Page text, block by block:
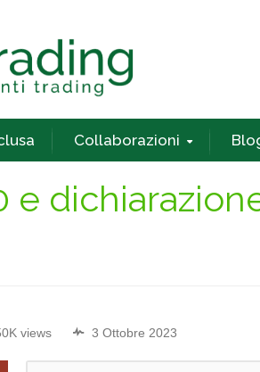
Collaborazioni
e
views 3 Ottobre 2023